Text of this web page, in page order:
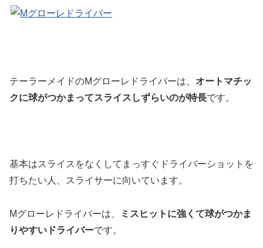
テーラーメイドのMグローレドライバーは、 オートマチッ
クに球がつかまってスライスしずらいのが特長です。
基本はスライスをなくしてまっすぐドライバーショットを
打ちたい人、スライサーに向いています。
Mグローレドライバーは、
ミスヒットに強くて球がつかま
りやすいドライバーです。